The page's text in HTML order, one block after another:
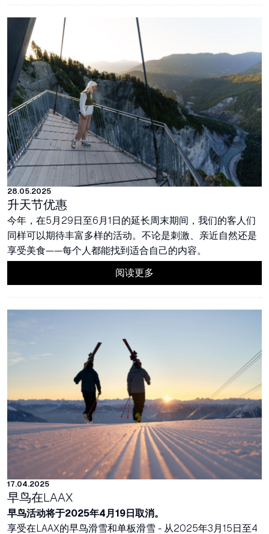
28.05.2025
升天节优惠
今年，在5月29日至6月1日的延长周末期间，我们的客人们
同样可以期待丰富多样的活动。不论是刺激、亲近自然还是
享受美食——每个人都能找到适合自己的内容。
阅读更多
17.04.2025
早鸟在LAAX
早鸟活动将于2025年4月19日取消。
享受在LAAX的早鸟滑雪和单板滑雪 - 从2025年3月15日至4